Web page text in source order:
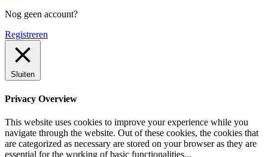
Nog geen account?
Registreren
Sluiten
Privacy Overview
This website uses cookies to improve your experience while you
navigate through the website. Out of these cookies, the cookies that
are categorized as necessary are stored on your browser as they are
essential for the working of basic functionalities...